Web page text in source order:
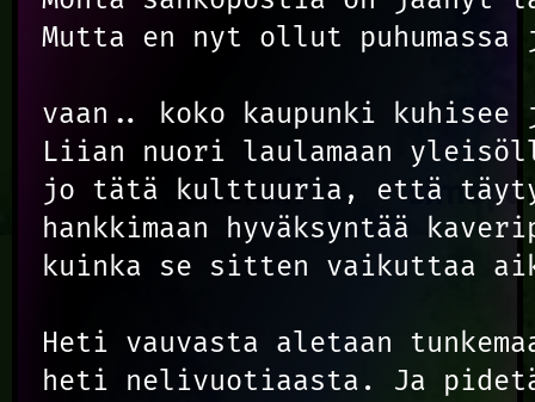
Mutta en nyt ollut
vaan.. koko kaupunki
Liian nuori laulamaan
jo tätä kulttuuria, että
hankkimaan hyväksyntää
kuinka se sitten vaikuttaa
Heti vauvasta aletaan
heti nelivuotiaasta. Ja